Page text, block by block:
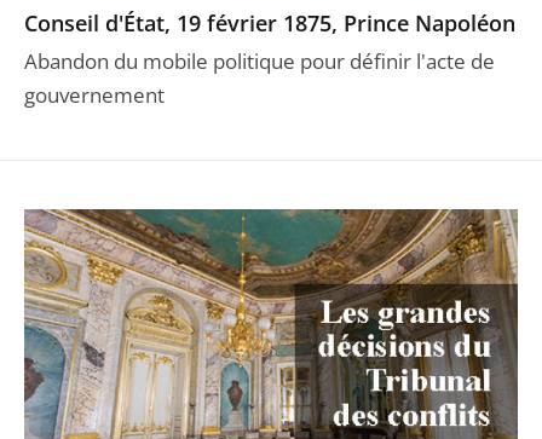
Conseil d'État, 19 février 1875, Prince Napoléon
Abandon du mobile politique pour définir l'acte de
gouvernement